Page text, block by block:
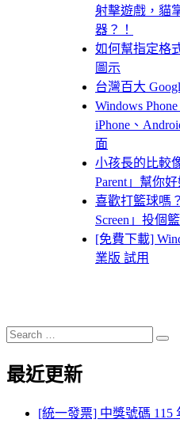
射擊遊戲，貓
器？！
如何幫指定格
圖示
台灣百大
Windows
iPhone、
面
小孩長的比較
Parent」幫你
喜歡打籃球嗎
Screen」投個
[免費下載]
業版 試用
Search
for:
最近更新
[統一發票] 中獎號碼 115